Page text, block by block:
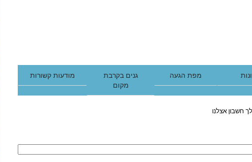
מפת הגעה
גנים בקרבת
מקום
מודעות קשורות
חשבון אצלנו